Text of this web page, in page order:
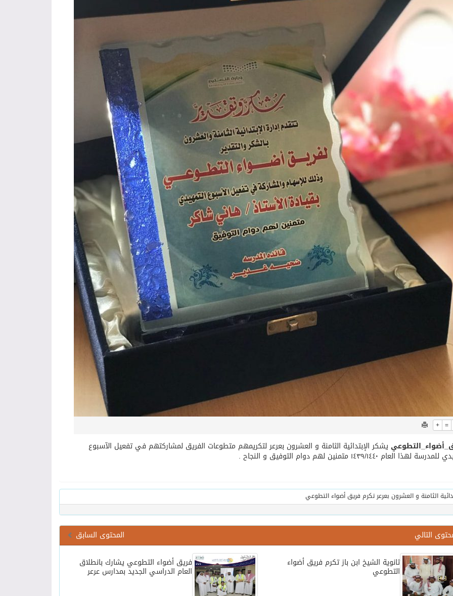
+ =
يشكر الإبتدائية الثامنة و العشرون بعرعر لتكريمهم متطوعات الفريق لمشاركتهم في تفعيل الآسبوع
لهذا العام ١٤٣٩/١٤٤٠ متمنين لهم دوام التوفيق و النجاح .
المحتوى السابق
التالي
فريق أضواء التطوعي يشارك بانطلاق
العام الدراسي الجديد بمدارس عرعر
ثانوية الشيخ ابن باز تكرم فريق أضواء
التطوعي